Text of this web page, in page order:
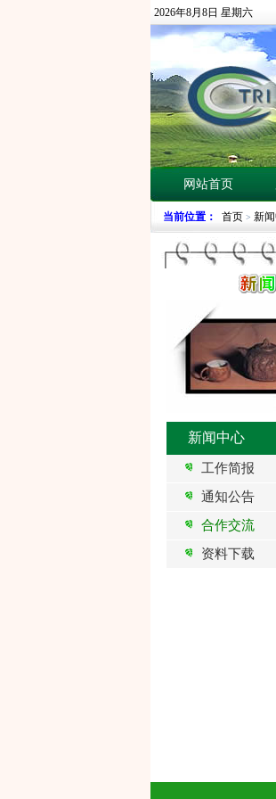
2026年8月8日 星期六
网站首页
当前位置： 首页 > 新
新闻中心
工作简报
通知公告
合作交流
资料下载